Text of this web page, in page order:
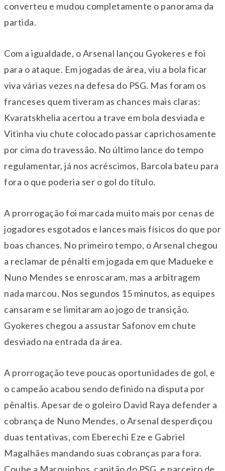
converteu e mudou completamente o panorama da
partida.
Com a igualdade, o Arsenal lançou Gyokeres e foi
para o ataque. Em jogadas de área, viu a bola ficar
viva várias vezes na defesa do PSG. Mas foram os
franceses quem tiveram as chances mais claras:
Kvaratskhelia acertou a trave em bola desviada e
Vitinha viu chute colocado passar caprichosamente
por cima do travessão. No último lance do tempo
regulamentar, já nos acréscimos, Barcola bateu para
fora o que poderia ser o gol do título.
A prorrogação foi marcada muito mais por cenas de
jogadores esgotados e lances mais físicos do que por
boas chances. No primeiro tempo, o Arsenal chegou
a reclamar de pênalti em jogada em que Madueke e
Nuno Mendes se enroscaram, mas a arbitragem
nada marcou. Nos segundos 15 minutos, as equipes
cansaram e se limitaram ao jogo de transição.
Gyokeres chegou a assustar Safonov em chute
desviado na entrada da área.
A prorrogação teve poucas oportunidades de gol, e
o campeão acabou sendo definido na disputa por
pênaltis. Apesar de o goleiro David Raya defender a
cobrança de Nuno Mendes, o Arsenal desperdiçou
duas tentativas, com Eberechi Eze e Gabriel
Magalhães mandando suas cobranças para fora.